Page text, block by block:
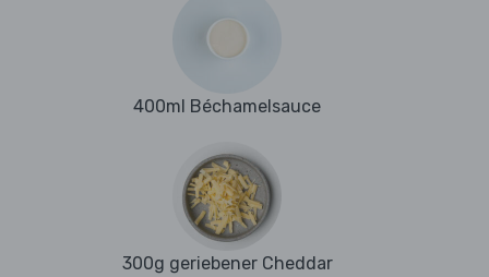
400ml Béchamelsauce
300g geriebener Cheddar